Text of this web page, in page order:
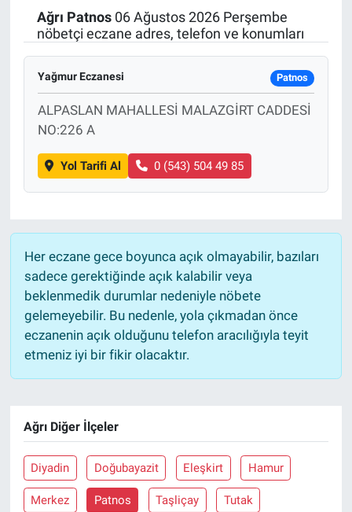
Ağrı Patnos06 Ağustos 2026 Perşembe
nöbetçi eczane adres, telefon ve konumları
Yağmur Eczanesi Patnos
ALPASLAN MAHALLESİ MALAZGİRT CADDESİ
NO:226 A
Yol Tarifi Al 0 (543) 504 49 85
Her eczane gece boyunca açık olmayabilir, bazıları
sadece gerektiğinde açık kalabilir veya
beklenmedik durumlar nedeniyle nöbete
gelemeyebilir. Bu nedenle, yola çıkmadan önce
eczanenin açık olduğunu telefon aracılığıyla teyit
etmeniz iyi bir fikir olacaktır.
Ağrı Diğer İlçeler
Diyadin Doğubayazit Eleşkirt Hamur
Merkez Patnos Taşliçay Tutak
Politika
Bilecik
Kütahya
Genel
Çevre
Yerel
Magazin
Bilim ve Teknoloji